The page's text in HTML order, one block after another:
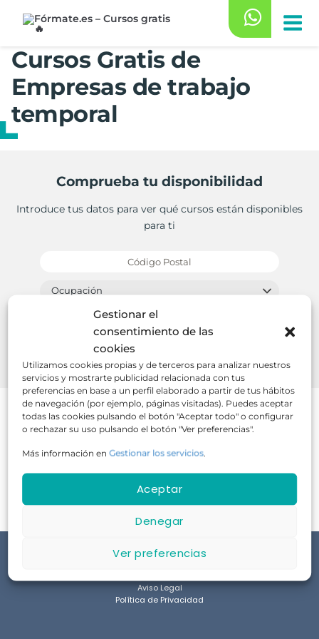
Gestionar el
consentimiento de las
cookies
Utilizamos cookies propias y de terceros para analizar nuestros
servicios y mostrarte publicidad relacionada con tus
preferencias en base a un perfil elaborado a partir de tus hábitos
de navegación (por ejemplo, páginas visitadas). Puedes aceptar
todas las cookies pulsando el botón "Aceptar todo" o configurar
o rechazar su uso pulsando el botón "Ver preferencias".
Más información enGestionar los servicios.
Aceptar
Denegar
Ver preferencias
Cursos Gratis de
Empresas de trabajo
temporal
Comprueba tu disponibilidad
Introduce tus datos para ver qué cursos están disponibles
para ti
Aviso Legal
Política de Privacidad